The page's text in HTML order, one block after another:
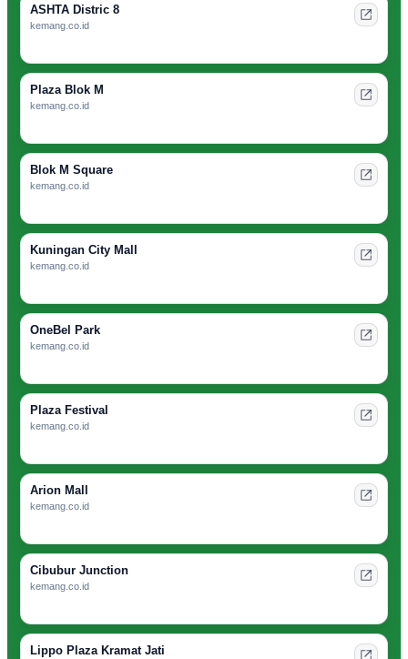
ASHTA Distric 8
kemang.co.id
Plaza Blok M
kemang.co.id
Blok M Square
kemang.co.id
Kuningan City Mall
kemang.co.id
OneBel Park
kemang.co.id
Plaza Festival
kemang.co.id
Arion Mall
kemang.co.id
Cibubur Junction
kemang.co.id
Lippo Plaza Kramat Jati